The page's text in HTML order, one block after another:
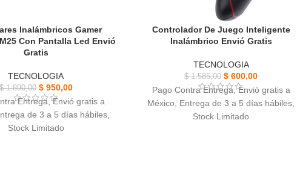
Inalámbricos Gamer
Con Pantalla Led Envió
Gratis
TECNOLOGIA
$1.890,00 $950,00
Entrega, Envió gratis a
de 3 a 5 días hábiles,
Stock Limitado
Controlador De Juego Inteligente
Inalámbrico Envió Gratis
TECNOLOGIA
$1.585,00 $ 600,00
Pago Contra Entrega, Envió gratis a
México, Entrega de 3 a 5 días hábiles,
Stock Limitado